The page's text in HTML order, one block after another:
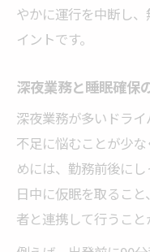
やかに運行を中断し
イントです。
深夜業務と睡眠確保
深夜業務が多いドラ
不足に悩むことが少
めには、勤務前後にし
日中に仮眠を取るこ
者と連携して行うこと